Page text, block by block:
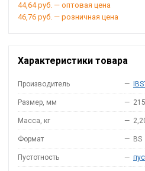
44,64 руб. — оптовая цена
46,76 руб. — розничная цена
Характеристики товара
Производитель —
Размер, мм —
Масса, кг —
Формат — BS
Пустотность —